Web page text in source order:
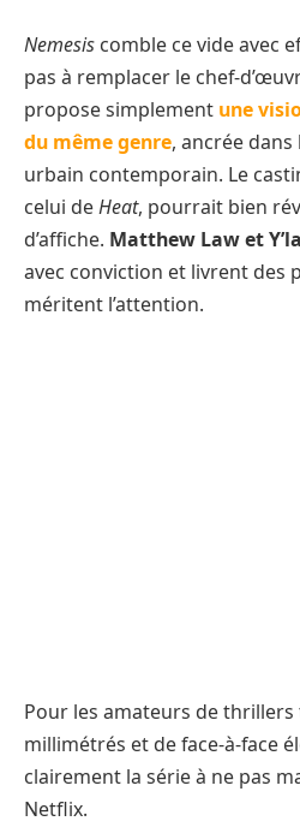
Nemesis comble ce vide avec
pas à remplacer le chef-
propose simplement une
du même genre, ancrée
urbain contemporain. Le
celui deHeat, pourrait bien
d’affiche. Matthew Law et
avec conviction et livrent des
méritent l’attention.
Pour les amateurs de
millimétrés et de face-à-face
clairement la série à ne pas
Netflix.